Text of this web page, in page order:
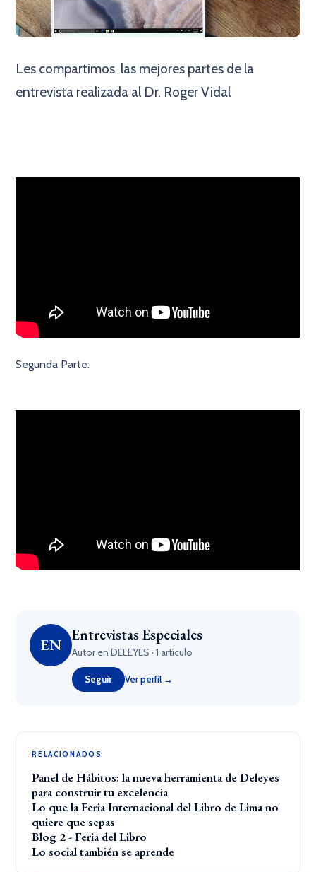
Les compartimos las mejores partes de la
entrevista realizada al Dr. Roger Vidal
Segunda Parte:
EN
Entrevistas Especiales
Autor en DELEYES · 1 artículo
Seguir Ver perfil →
RELACIONADOS
Panel de Hábitos: la nueva herramienta de Deleyes
para construir tu excelencia
Lo que la Feria Internacional del Libro de Lima no
quiere que sepas
Blog 2 - Feria del Libro
Lo social también se aprende